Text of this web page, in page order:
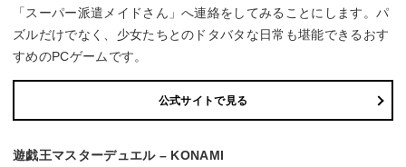
「スーパー派遣メイドさん」へ連絡をしてみることにします。パ
ズルだけでなく、少女たちとのドタバタな日常も堪能できるおす
すめのPCゲームです。
公式サイトで見る
遊戯王マスターデュエル – KONAMI